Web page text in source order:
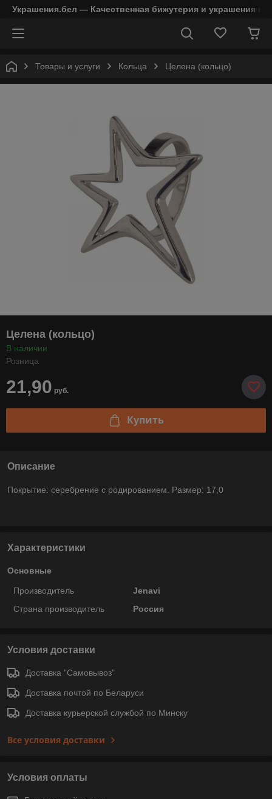
Украшения.бел — Качественная бижутерия и украшения в
Товары и услуги Кольца Целена (кольцо)
Целена (кольцо)
В наличии
Розница
21,90 руб.
Купить
Описание
Покрытие: серебрение с родированием. Размер: 17,0
Характеристики
Основные
Производитель
Jenavi
Страна производитель
Россия
Условия доставки
Доставка "Самовывоз"
Доставка почтой по Беларуси
Доставка курьерской службой по Минску
Все условия доставки
Условия оплаты